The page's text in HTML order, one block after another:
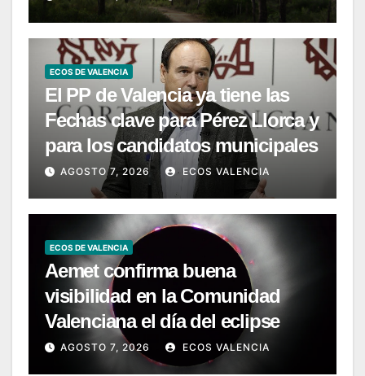
ECOS DE VALENCIA
El PP de Valencia ya tiene las
Fechas clave para Pérez Llorca y
para los candidatos municipales
AGOSTO 7, 2026 ECOS VALENCIA
ECOS DE VALENCIA
Aemet confirma buena
visibilidad en la Comunidad
Valenciana el día del eclipse
AGOSTO 7, 2026 ECOS VALENCIA